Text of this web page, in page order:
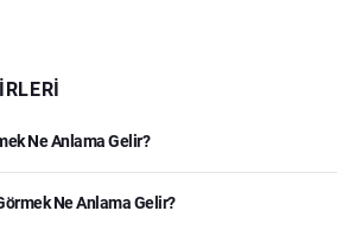
Ne Anlama Gelir?
Ne Anlama Gelir?